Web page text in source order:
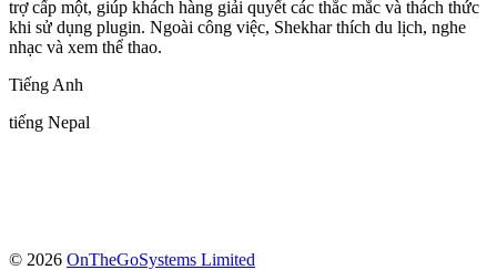
trợ cấp một, giúp khách hàng giải quyết các thắc mắc và thách thức
khi sử dụng plugin. Ngoài công việc, Shekhar thích du lịch, nghe
nhạc và xem thể thao.
Tiếng Anh
tiếng Nepal
© 2026 OnTheGoSystems Limited